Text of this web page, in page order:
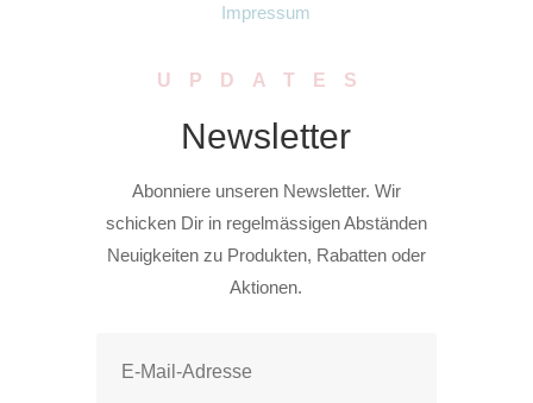
Impressum
UPDATES
Newsletter
Abonniere unseren Newsletter. Wir
schicken Dir in regelmässigen Abständen
Neuigkeiten zu Produkten, Rabatten oder
Aktionen.